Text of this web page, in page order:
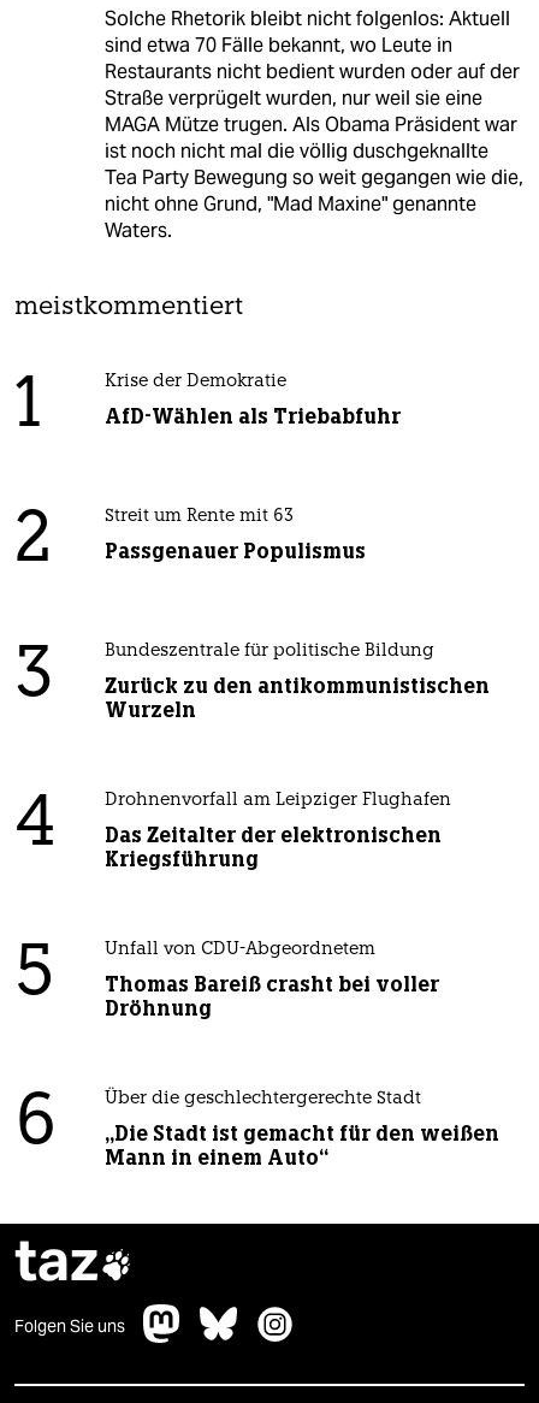
eine hochrangige Demokratin inspiriert, die am
23.Juni vor einer begeisterten Menge
folgendes sagte:"I want to tell you, these
members of his cabinet who remain and try to
defend him, they won’t be able to go to a
restaurant, they won’t be able to stop at a gas
station, they’re not going to be able to shop at
a department store. The people are going to
turn on them. They’re going to protest. They’re
‘No, I can’t hang with you.’"
sind etwa 70 Fälle bekannt, wo Leute in
Restaurants nicht bedient wurden oder auf der
Tea Party Bewegung so weit gegangen wie die,
nicht ohne Grund, "Mad Maxine" genannte
Waters.
meistkommentiert
Krise der Demokratie
Streit um Rente mit 63
3 Bundeszentrale für politische Bildung
Zurück zu den antikommunistischen
4 Drohnenvorfall am Leipziger Flughafen
5
Thomas Bareiß crasht bei voller
Dröhnung